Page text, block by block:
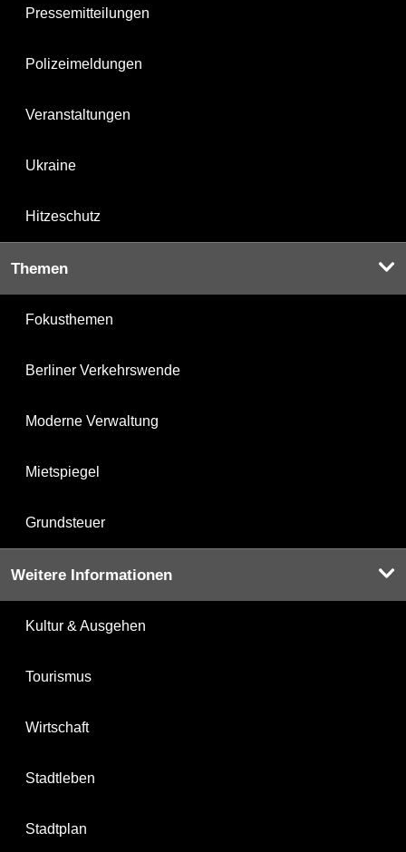
Pressemitteilungen
Polizeimeldungen
Veranstaltungen
Ukraine
Hitzeschutz
Themen
Fokusthemen
Berliner Verkehrswende
Moderne Verwaltung
Mietspiegel
Grundsteuer
Weitere Informationen
Kultur & Ausgehen
Tourismus
Wirtschaft
Stadtleben
Stadtplan